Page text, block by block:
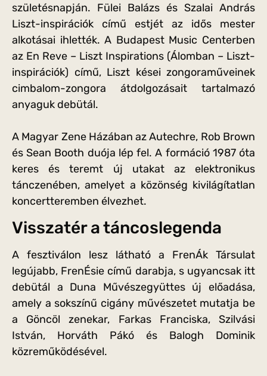
születésnapján. Fülei Balázs és Szalai András
Liszt-inspirációk című estjét az idős mester
alkotásai ihlették. A Budapest Music Centerben
az En Reve – Liszt Inspirations (Álomban – Liszt-
inspirációk) című, Liszt kései zongoraműveinek
cimbalom-zongora átdolgozásait tartalmazó
anyaguk debütál.
A Magyar Zene Házában az Autechre, Rob Brown
és Sean Booth duója lép fel. A formáció 1987 óta
keres és teremt új utakat az elektronikus
tánczenében, amelyet a közönség kivilágítatlan
koncertteremben élvezhet.
Visszatér a táncoslegenda
A fesztiválon lesz látható a FrenÁk Társulat
legújabb, FrenÉsie című darabja, s ugyancsak itt
debütál a Duna Művészegyüttes új előadása,
amely a sokszínű cigány művészetet mutatja be
a Göncöl zenekar, Farkas Franciska, Szilvási
István, Horváth Pákó és Balogh Dominik
közreműködésével.